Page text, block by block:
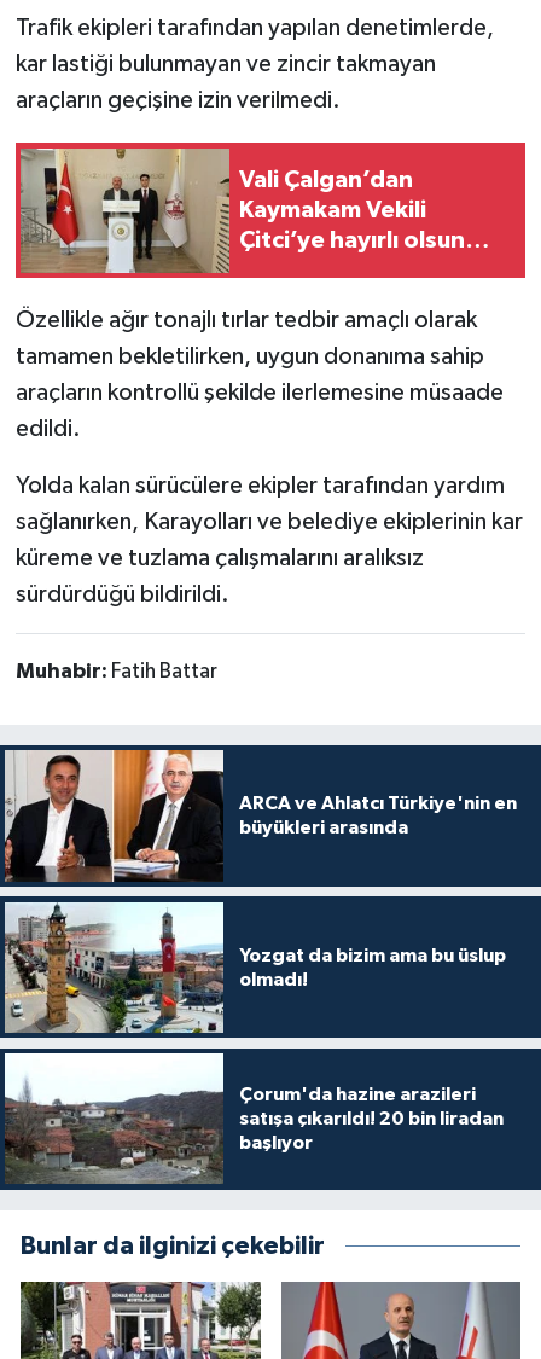
Trafik ekipleri tarafından yapılan denetimlerde,
kar lastiği bulunmayan ve zincir takmayan
araçların geçişine izin verilmedi.
Vali Çalgan’dan
Kaymakam Vekili
Çitci’ye hayırlı olsun
Özellikle ağır tonajlı tırlar tedbir amaçlı olarak
tamamen bekletilirken, uygun donanıma sahip
araçların kontrollü şekilde ilerlemesine müsaade
edildi.
Yolda kalan sürücülere ekipler tarafından yardım
sağlanırken, Karayolları ve belediye ekiplerinin kar
küreme ve tuzlama çalışmalarını aralıksız
sürdürdüğü bildirildi.
Muhabir: Fatih Battar
ARCA ve Ahlatcı Türkiye'nin en
büyükleri arasında
Yozgat da bizim ama bu üslup
olmadı!
Çorum'da hazine arazileri
satışa çıkarıldı! 20 bin liradan
başlıyor
Bunlar da ilginizi çekebilir